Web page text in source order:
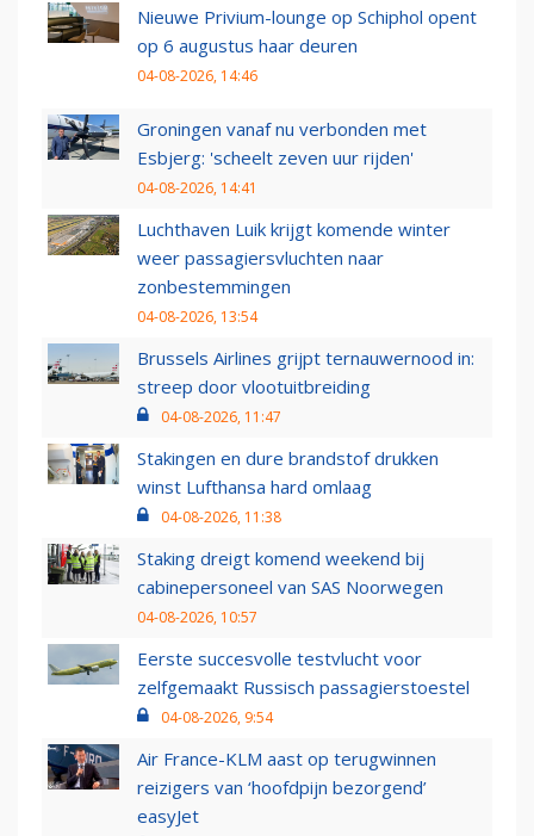
Nieuwe Privium-lounge op Schiphol opent
op 6 augustus haar deuren
04-08-2026, 14:46
Groningen vanaf nu verbonden met
Esbjerg: 'scheelt zeven uur rijden'
04-08-2026, 14:41
Luchthaven Luik krijgt komende winter
weer passagiersvluchten naar
zonbestemmingen
04-08-2026, 13:54
Brussels Airlines grijpt ternauwernood in:
streep door vlootuitbreiding
04-08-2026, 11:47
Stakingen en dure brandstof drukken
winst Lufthansa hard omlaag
04-08-2026, 11:38
Staking dreigt komend weekend bij
cabinepersoneel van SAS Noorwegen
04-08-2026, 10:57
Eerste succesvolle testvlucht voor
zelfgemaakt Russisch passagierstoestel
04-08-2026, 9:54
Air France-KLM aast op terugwinnen
reizigers van ‘hoofdpijn bezorgend’
easyJet